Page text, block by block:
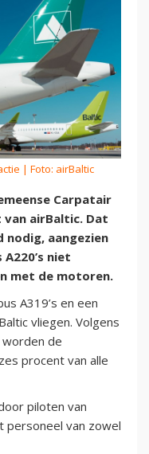
| Foto: airBaltic
Carpatair
airBaltic. Dat
aangezien
niet
met de motoren.
A319’s en een
vliegen. Volgens
de
procent van alle
piloten van
personeel van zowel